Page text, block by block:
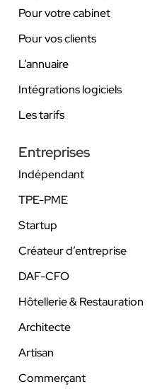
Pour votre cabinet
Pour vos clients
L’annuaire
Intégrations logiciels
Les tarifs
Entreprises
Indépendant
TPE-PME
Startup
Créateur d’entreprise
DAF-CFO
Hôtellerie & Restauration
Architecte
Artisan
Commerçant